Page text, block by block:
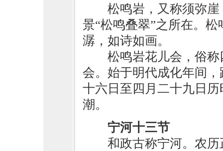
松鸣岩，又称须弥
景“松鸣叠翠”之所在。
潺，如诗如画。
松鸣岩花儿会，俗
会。始于明代成化年间
十六日至四月二十九日
潮。
宁河十三节
和政古称宁河。农